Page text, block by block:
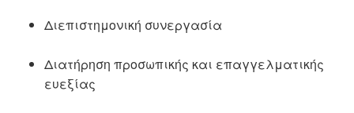
Διεπιστημονική συνεργασία
Διατήρηση προσωπικής και επαγγελματικής
ευεξίας